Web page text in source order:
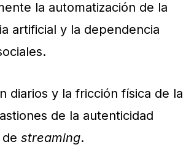
la automatización de la
artificial y la dependencia
diarios y la fricción física de la
de la autenticidad
streaming.